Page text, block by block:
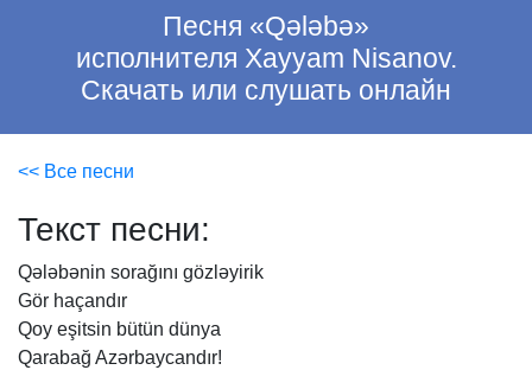
Песня «Qələbə»
исполнителя Xayyam Nisanov.
Скачать или слушать онлайн
<< Все песни
Текст песни:
Qələbənin sorağını gözləyirik
Gör haçandır
Qoy eşitsin bütün dünya
Qarabağ Azərbaycandır!